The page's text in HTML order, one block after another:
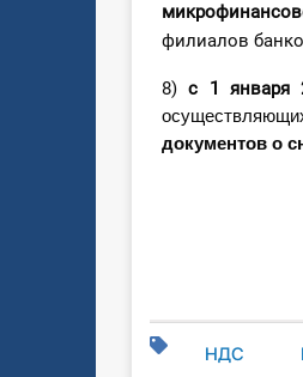
филиалов
8)с 1 января
документов о
НДС